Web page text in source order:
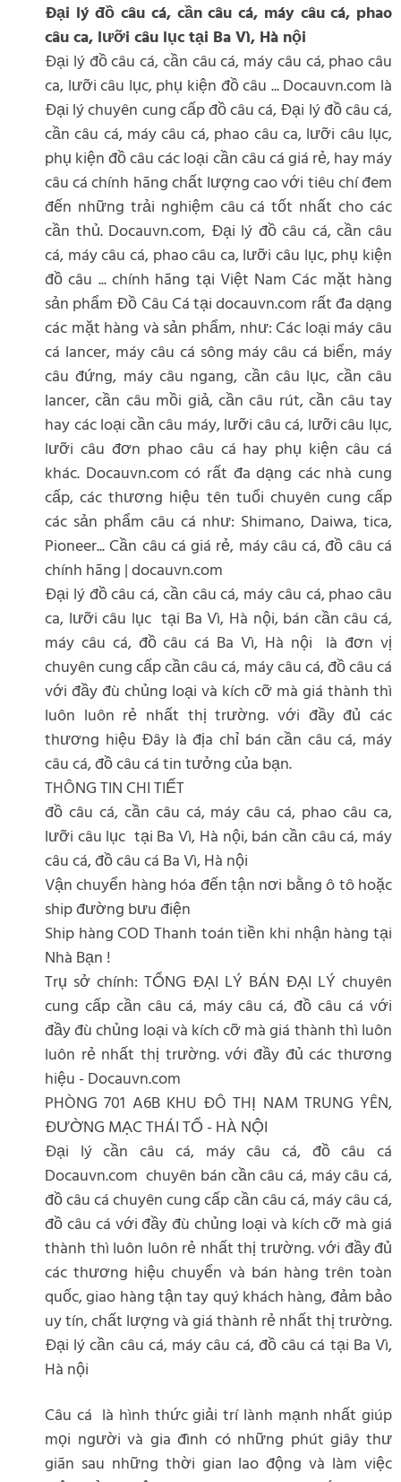
Đại lý đồ câu cá, cần câu cá, máy câu cá, phao
câu ca, lưỡi câu lục tại Ba Vì, Hà nội
Đại lý đồ câu cá, cần câu cá, máy câu cá, phao câu
ca, lưỡi câu lục, phụ kiện đồ câu ... Docauvn.com là
Đại lý chuyên cung cấp đồ câu cá, Đại lý đồ câu cá,
cần câu cá, máy câu cá, phao câu ca, lưỡi câu lục,
phụ kiện đồ câu các loại cần câu cá giá rẻ, hay máy
câu cá chính hãng chất lượng cao với tiêu chí đem
đến những trải nghiệm câu cá tốt nhất cho các
cần thủ. Docauvn.com, Đại lý đồ câu cá, cần câu
cá, máy câu cá, phao câu ca, lưỡi câu lục, phụ kiện
đồ câu ... chính hãng tại Việt Nam Các mặt hàng
sản phẩm Đồ Câu Cá tại docauvn.com rất đa dạng
các mặt hàng và sản phẩm, như: Các loại máy câu
cá lancer, máy câu cá sông máy câu cá biển, máy
câu đứng, máy câu ngang, cần câu lục, cần câu
lancer, cần câu mồi giả, cần câu rút, cần câu tay
hay các loại cần câu máy, lưỡi câu cá, lưỡi câu lục,
lưỡi câu đơn phao câu cá hay phụ kiện câu cá
khác. Docauvn.com có rất đa dạng các nhà cung
cấp, các thương hiệu tên tuổi chuyên cung cấp
các sản phẩm câu cá như: Shimano, Daiwa, tica,
Pioneer... Cần câu cá giá rẻ, máy câu cá, đồ câu cá
chính hãng | docauvn.com
Đại lý đồ câu cá, cần câu cá, máy câu cá, phao câu
ca, lưỡi câu lục tại Ba Vì, Hà nội, bán cần câu cá,
máy câu cá, đồ câu cá Ba Vì, Hà nội là đơn vị
chuyên cung cấp cần câu cá, máy câu cá, đồ câu cá
với đầy đù chủng loại và kích cỡ mà giá thành thì
luôn luôn rẻ nhất thị trường. với đầy đủ các
thương hiệu Đây là địa chỉ bán cần câu cá, máy
câu cá, đồ câu cá tin tưởng của bạn.
THÔNG TIN CHI TIẾT
đồ câu cá, cần câu cá, máy câu cá, phao câu ca,
lưỡi câu lục tại Ba Vì, Hà nội, bán cần câu cá, máy
câu cá, đồ câu cá Ba Vì, Hà nội
Vận chuyển hàng hóa đến tận nơi bằng ô tô hoặc
ship đường bưu điện
Ship hàng COD Thanh toán tiền khi nhận hàng tại
Nhà Bạn !
Trụ sở chính: TỔNG ĐẠI LÝ BÁN ĐẠI LÝ chuyên
cung cấp cần câu cá, máy câu cá, đồ câu cá với
đầy đù chủng loại và kích cỡ mà giá thành thì luôn
luôn rẻ nhất thị trường. với đầy đủ các thương
hiệu - Docauvn.com
PHÒNG 701 A6B KHU ĐÔ THỊ NAM TRUNG YÊN,
ĐƯỜNG MẠC THÁI TỔ - HÀ NỘI
Đại lý cần câu cá, máy câu cá, đồ câu cá
Docauvn.com chuyên bán cần câu cá, máy câu cá,
đồ câu cá chuyên cung cấp cần câu cá, máy câu cá,
đồ câu cá với đầy đù chủng loại và kích cỡ mà giá
thành thì luôn luôn rẻ nhất thị trường. với đầy đủ
các thương hiệu chuyển và bán hàng trên toàn
quốc, giao hàng tận tay quý khách hàng, đảm bảo
uy tín, chất lượng và giá thành rẻ nhất thị trường.
Đại lý cần câu cá, máy câu cá, đồ câu cá tại Ba Vì,
Hà nội
Câu cá là hình thức giải trí lành mạnh nhất giúp
mọi người và gia đình có những phút giây thư
giãn sau những thời gian lao động và làm việc